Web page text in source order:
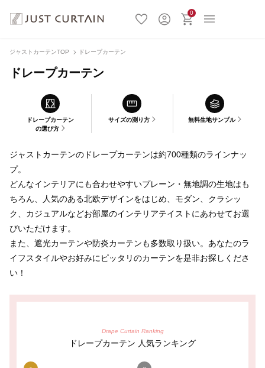
0
ジャストカーテンTOP ドレープカーテン
ドレープカーテン
ドレープカーテン
の選び方
サイズの測り方 無料生地サンプル
ジャストカーテンのドレープカーテンは約700種類のラインナッ
プ。
どんなインテリアにも合わせやすいプレーン・無地調の生地はも
ちろん、人気のある北欧デザインをはじめ、モダン、クラシッ
ク、カジュアルなどお部屋のインテリアテイストにあわせてお選
びいただけます。
また、遮光カーテンや防炎カーテンも多数取り扱い。あなたのラ
イフスタイルやお好みにピッタリのカーテンを是非お探しくださ
い！
Drape Curtain Ranking
ドレープカーテン 人気ランキング